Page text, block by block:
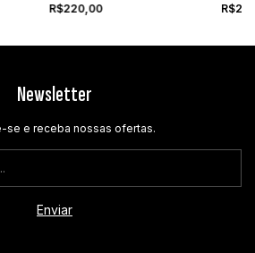
R$220,00
Newsletter
se e receba nossas ofertas.